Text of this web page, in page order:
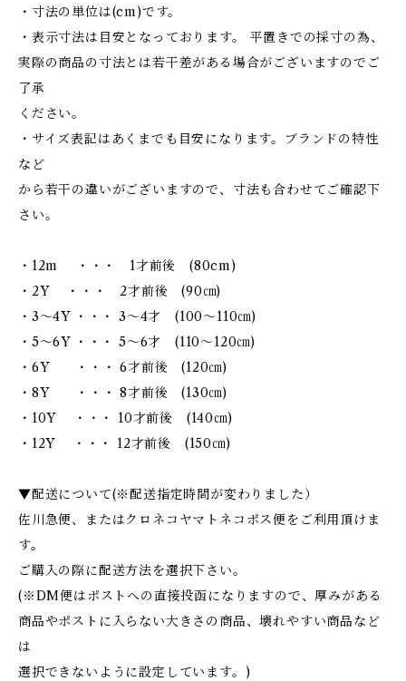
・寸法の単位は(cm)です。
・表示寸法は目安となっております。 平置きでの採寸の為、
実際の商品の寸法とは若干差がある場合がございますのでご
了承
ください。
・サイズ表記はあくまでも目安になります。ブランドの特性
など
から若干の違いがございますので、寸法も合わせてご確認下
さい。
・12m ・・・ 1才前後 (80cm)
・2Y ・・・ 2才前後 (90㎝)
・3～4Y ・・・ 3～4才 (100～110㎝)
・5～6Y ・・・ 5～6才 (110～120㎝)
・6Y ・・・ 6才前後 (120㎝)
・8Y ・・・ 8才前後 (130㎝)
・10Y ・・・ 10才前後 (140㎝)
・12Y ・・・ 12才前後 (150㎝)
▼配送について(※配送指定時間が変わりました）
佐川急便、またはクロネコヤマトネコポス便をご利用頂けま
す。
ご購入の際に配送方法を選択下さい。
(※DM便はポストへの直接投函になりますので、厚みがある
商品やポストに入らない大きさの商品、壊れやすい商品など
は
選択できないように設定しています。)